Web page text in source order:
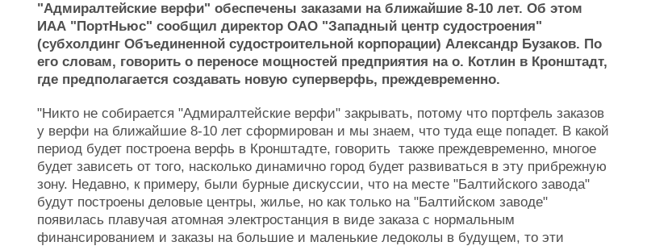
"Адмиралтейские верфи" обеспечены заказами на ближайшие 8-10 лет. Об этом
ИАА "ПортНьюс" сообщил директор ОАО "Западный центр судостроения"
(субхолдинг Объединенной судостроительной корпорации) Александр Бузаков. По
его словам, говорить о переносе мощностей предприятия на о. Котлин в Кронштадт,
где предполагается создавать новую суперверфь, преждевременно.
"Никто не собирается "Адмиралтейские верфи" закрывать, потому что портфель заказов
у верфи на ближайшие 8-10 лет сформирован и мы знаем, что туда еще попадет. В какой
период будет построена верфь в Кронштадте, говорить также преждевременно, многое
будет зависеть от того, насколько динамично город будет развиваться в эту прибрежную
зону. Недавно, к примеру, были бурные дискуссии, что на месте "Балтийского завода"
будут построены деловые центры, жилье, но как только на "Балтийском заводе"
появилась плавучая атомная электростанция в виде заказа с нормальным
финансированием и заказы на большие и маленькие ледоколы в будущем, то эти